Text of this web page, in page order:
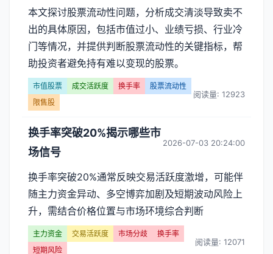
本文探讨股票流动性问题，分析成交清淡导致卖不
出的具体原因，包括市值过小、业绩亏损、行业冷
门等情况，并提供判断股票流动性的关键指标，帮
助投资者避免持有难以变现的股票。
市值股票 成交活跃度 换手率
股票流动性
限售股
阅读量: 12923
换手率突破20%揭示哪些市
场信号
2026-07-03 20:24:00
换手率突破20%通常反映交易活跃度激增，可能伴
随主力资金异动、多空博弈加剧及短期波动风险上
升，需结合价格位置与市场环境综合判断
主力资金 交易活跃度 市场分歧
换手率
短期风险
阅读量: 12071